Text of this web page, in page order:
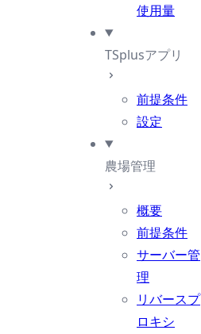
使用量
TSplusアプリ
前提条件
設定
農場管理
概要
前提条件
サーバー管
理
リバースプ
ロキシ